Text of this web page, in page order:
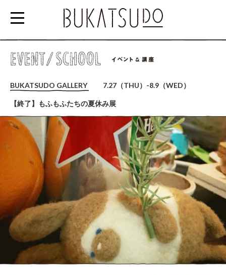
BUKATSUDO GALLERY 7.27（THU）-8.9（WED）
【終了】もふもふたちの夏休み展
参
す
る
EVENT/SCHOOL
る
RENTAL
SPACE
FLOW（ご
利用の流
れ）
KITCHEN
WORK
LOUNGE
BUSHITSU